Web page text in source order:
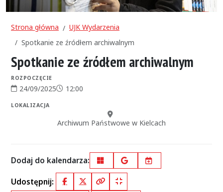
Strona główna
UJK Wydarzenia
Spotkanie ze źródłem archiwalnym
Spotkanie ze źródłem archiwalnym
ROZPOCZĘCIE
Data rozpoczęcia:
24/09/2025Godzina rozpoczęcia:
12:00
LOKALIZACJA
Miejsce:
Archiwum Państwowe w Kielcach
Dodaj do kalendarza: OutlookGoogle Calendar
iCal
Udostępnij:
FacebookX (Twitter)
Kopiuj pełny link
Kopiuj krótki link